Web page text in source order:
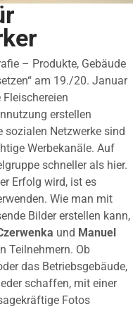
– Produkte, Gebäude
am 19./20. Januar
erstellen
sozialen Netzwerke sind
Werbekanäle. Auf
schneller als hier.
Erfolg wird, ist es
Wie man mit
Bilder erstellen kann,
und Manuel
Teilnehmern. Ob
das Betriebsgebäude,
schaffen, mit einer
Fotos